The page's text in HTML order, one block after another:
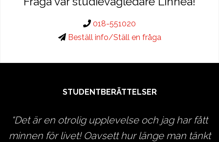
018-551020
Beställ info/Ställ en fråga
STUDENTBERÄTTELSER
Det är en otrolig upplevelse och jag har fått
minnen för livet! Oavsett hur länge man tänkt